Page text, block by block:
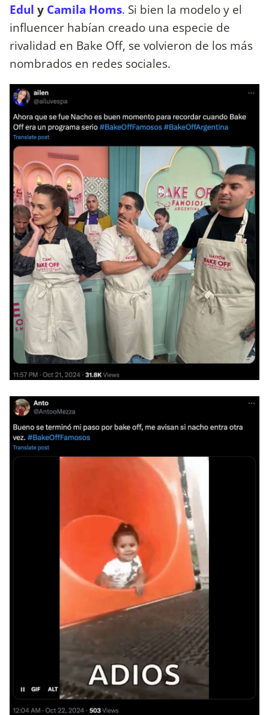
Edul y Camila Homs. Si bien la modelo y el
influencer habían creado una especie de
rivalidad en Bake Off, se volvieron de los más
nombrados en redes sociales.